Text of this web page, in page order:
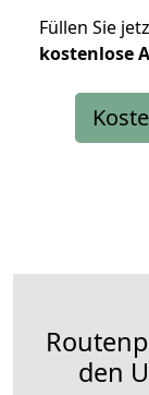
Füllen Sie
kostenlose
den